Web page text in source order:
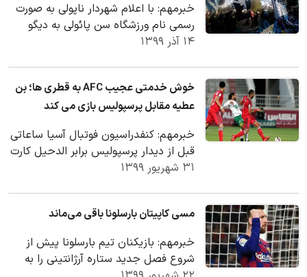
خبرمهم: با اعلام شهردار ناپولی به صورت
رسمی نام ورزشگاه سن پائولی به دیگو
آرماندو مارادونا تغییر پیدا کرد.
۱۴ آذر ۱۳۹۹
خوش خدمتی عجیب AFC به قطری ها؛ بن
عطیه مقابل پرسپولیس بازی می کند
خبرمهم: کنفدراسیون فوتبال آسیا ساعاتی
قبل از دیدار پرسپولیس برابر الدحیل کارت
قرمز بن عطیه را بخشید.
۳۱ شهریور ۱۳۹۹
مسی کاپیتان بارسلونا باقی می‌ماند
خبرمهم: بازیکنان تیم بارسلونا پیش از
شروع فصل جدید ستاره آرژانتینی را به